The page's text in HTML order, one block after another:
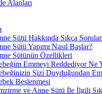
Alanları
Sütü Hakkında Sıkça
Sütü Yapımı Nasıl Başlar?
Sütünün Özellikleri
Emmeyi Reddediyor Ne
Sizi Duyduğundan
Beslenmesi
ve Anne Sütü İle İlgili